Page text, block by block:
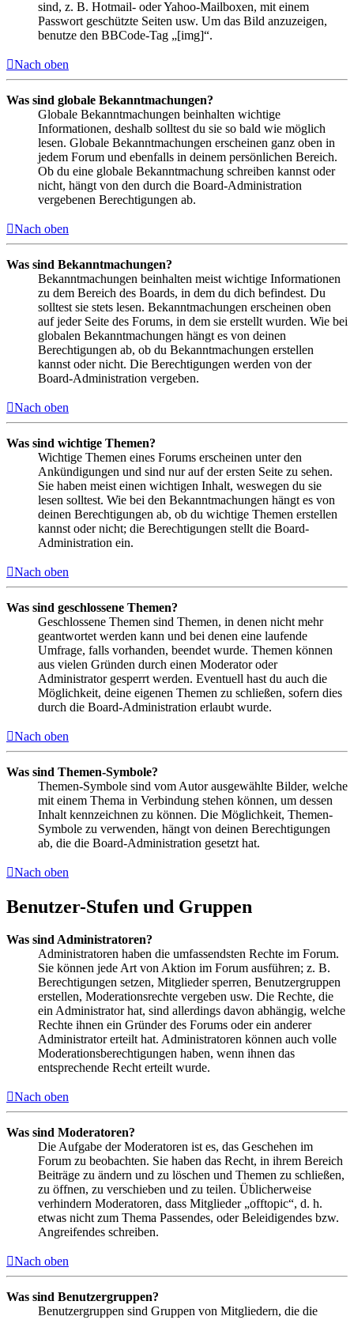
sind, z. B. Hotmail- oder Yahoo-Mailboxen, mit einem
Passwort geschützte Seiten usw. Um das Bild anzuzeigen,
benutze den BBCode-Tag „[img]“.
Nach oben
Was sind globale Bekanntmachungen?
Globale Bekanntmachungen beinhalten wichtige
Informationen, deshalb solltest du sie so bald wie möglich
lesen. Globale Bekanntmachungen erscheinen ganz oben in
jedem Forum und ebenfalls in deinem persönlichen Bereich.
Ob du eine globale Bekanntmachung schreiben kannst oder
nicht, hängt von den durch die Board-Administration
vergebenen Berechtigungen ab.
Nach oben
Was sind Bekanntmachungen?
Bekanntmachungen beinhalten meist wichtige Informationen
zu dem Bereich des Boards, in dem du dich befindest. Du
solltest sie stets lesen. Bekanntmachungen erscheinen oben
auf jeder Seite des Forums, in dem sie erstellt wurden. Wie bei
globalen Bekanntmachungen hängt es von deinen
Berechtigungen ab, ob du Bekanntmachungen erstellen
kannst oder nicht. Die Berechtigungen werden von der
Board-Administration vergeben.
Nach oben
Was sind wichtige Themen?
Wichtige Themen eines Forums erscheinen unter den
Ankündigungen und sind nur auf der ersten Seite zu sehen.
Sie haben meist einen wichtigen Inhalt, weswegen du sie
lesen solltest. Wie bei den Bekanntmachungen hängt es von
deinen Berechtigungen ab, ob du wichtige Themen erstellen
kannst oder nicht; die Berechtigungen stellt die Board-
Administration ein.
Nach oben
Was sind geschlossene Themen?
Geschlossene Themen sind Themen, in denen nicht mehr
geantwortet werden kann und bei denen eine laufende
Umfrage, falls vorhanden, beendet wurde. Themen können
aus vielen Gründen durch einen Moderator oder
Administrator gesperrt werden. Eventuell hast du auch die
Möglichkeit, deine eigenen Themen zu schließen, sofern dies
durch die Board-Administration erlaubt wurde.
Nach oben
Was sind Themen-Symbole?
Themen-Symbole sind vom Autor ausgewählte Bilder, welche
mit einem Thema in Verbindung stehen können, um dessen
Inhalt kennzeichnen zu können. Die Möglichkeit, Themen-
Symbole zu verwenden, hängt von deinen Berechtigungen
ab, die die Board-Administration gesetzt hat.
Nach oben
Benutzer-Stufen und Gruppen
Was sind Administratoren?
Administratoren haben die umfassendsten Rechte im Forum.
Sie können jede Art von Aktion im Forum ausführen; z. B.
Berechtigungen setzen, Mitglieder sperren, Benutzergruppen
erstellen, Moderationsrechte vergeben usw. Die Rechte, die
ein Administrator hat, sind allerdings davon abhängig, welche
Rechte ihnen ein Gründer des Forums oder ein anderer
Administrator erteilt hat. Administratoren können auch volle
Moderationsberechtigungen haben, wenn ihnen das
entsprechende Recht erteilt wurde.
Nach oben
Was sind Moderatoren?
Die Aufgabe der Moderatoren ist es, das Geschehen im
Forum zu beobachten. Sie haben das Recht, in ihrem Bereich
Beiträge zu ändern und zu löschen und Themen zu schließen,
zu öffnen, zu verschieben und zu teilen. Üblicherweise
verhindern Moderatoren, dass Mitglieder „offtopic“, d. h.
etwas nicht zum Thema Passendes, oder Beleidigendes bzw.
Angreifendes schreiben.
Nach oben
Was sind Benutzergruppen?
Benutzergruppen sind Gruppen von Mitgliedern, die die